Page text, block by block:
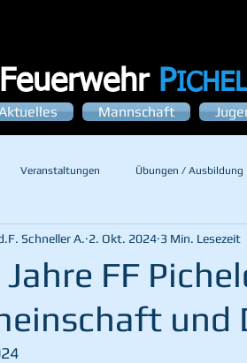
P
Mannschaft
Veranstaltungen Übungen / Ausbildung
Jahre FF
und
Schneller A. 2. Okt. 2024 3 Min. Lesezeit